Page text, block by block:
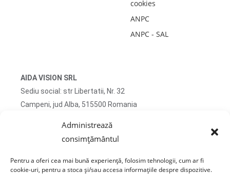
Administrează
consimțământul
Pentru a oferi cea mai bună experiență, folosim tehnologii, cum ar fi
cookie-uri, pentru a stoca și/sau accesa informațiile despre dispozitive.
cookies
ANPC
ANPC - SAL
AIDA VISION SRL
Sediu social: str Libertatii, Nr. 32
Campeni, jud Alba, 515500 Romania
Adresa corespondenta: str Turzii, Nr. 13